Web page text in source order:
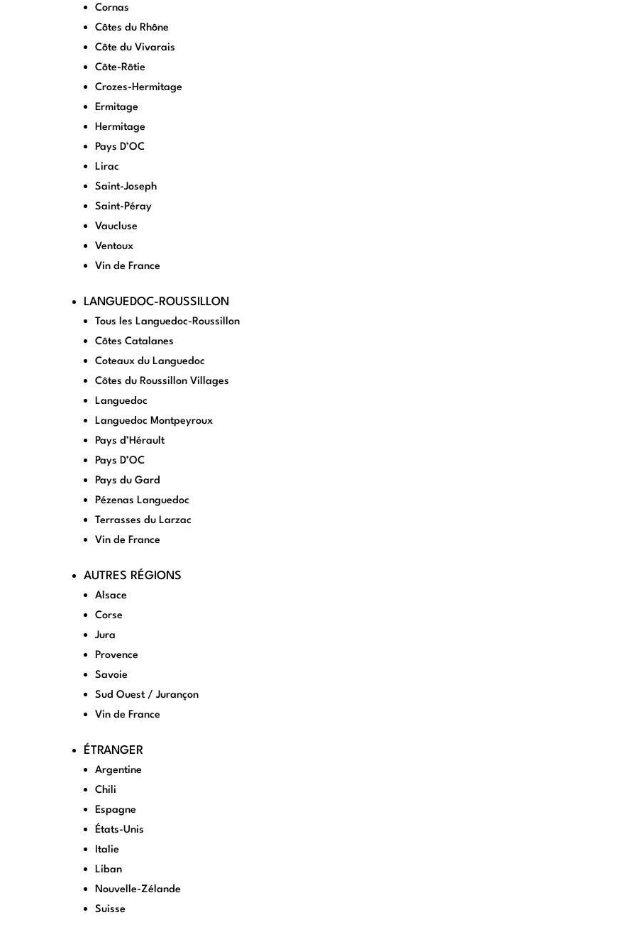
Cornas
Côtes du Rhône
Côte du Vivarais
Côte-Rôtie
Crozes-Hermitage
Ermitage
Hermitage
Pays D’OC
Lirac
Saint-Joseph
Saint-Péray
Vaucluse
Ventoux
Vin de France
LANGUEDOC-ROUSSILLON
Tous les Languedoc-Roussillon
Côtes Catalanes
Coteaux du Languedoc
Côtes du Roussillon Villages
Languedoc
Languedoc Montpeyroux
Pays d’Hérault
Pays D’OC
Pays du Gard
Pézenas Languedoc
Terrasses du Larzac
Vin de France
AUTRES RÉGIONS
Alsace
Corse
Jura
Provence
Savoie
Sud Ouest / Jurançon
Vin de France
ÉTRANGER
Argentine
Chili
Espagne
États-Unis
Italie
Liban
Nouvelle-Zélande
Suisse